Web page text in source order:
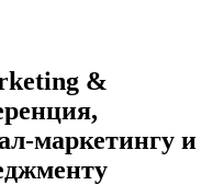
&
маркетингу и